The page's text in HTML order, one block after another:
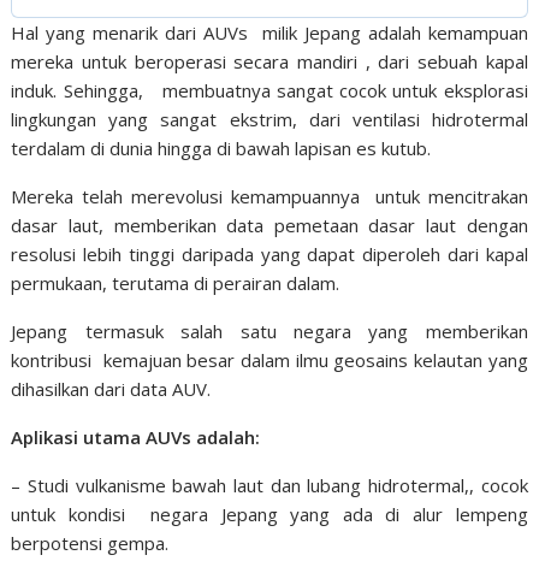
Hal yang menarik dari AUVs milik Jepang adalah kemampuan
mereka untuk beroperasi secara mandiri , dari sebuah kapal
induk. Sehingga, membuatnya sangat cocok untuk eksplorasi
lingkungan yang sangat ekstrim, dari ventilasi hidrotermal
terdalam di dunia hingga di bawah lapisan es kutub.
Mereka telah merevolusi kemampuannya untuk mencitrakan
dasar laut, memberikan data pemetaan dasar laut dengan
resolusi lebih tinggi daripada yang dapat diperoleh dari kapal
permukaan, terutama di perairan dalam.
Jepang termasuk salah satu negara yang memberikan
kontribusi kemajuan besar dalam ilmu geosains kelautan yang
dihasilkan dari data AUV.
Aplikasi utama AUVs adalah:
– Studi vulkanisme bawah laut dan lubang hidrotermal,, cocok
untuk kondisi negara Jepang yang ada di alur lempeng
berpotensi gempa.